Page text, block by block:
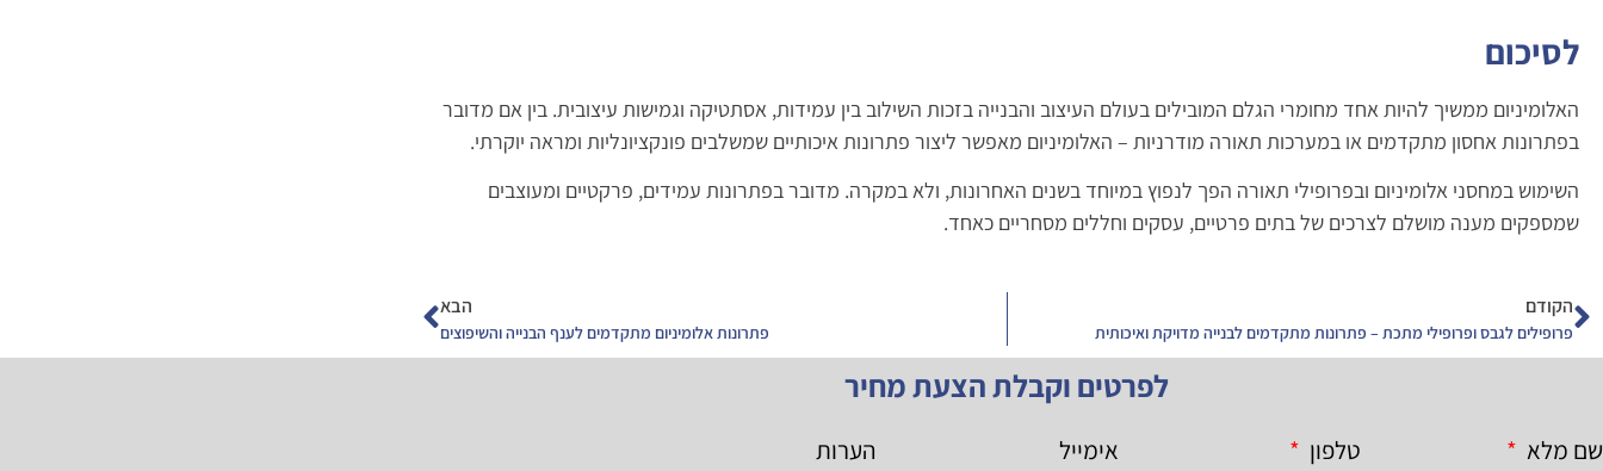
לסיכום
האלומיניום ממשיך להיות אחד מחומרי הגלם המובילים בעולם העיצוב והבנייה בזכות השילוב בין עמידות, אסתטיקה וגמישות עיצובית. בין אם מדובר
בפתרונות אחסון מתקדמים או במערכות תאורה מודרניות – האלומיניום מאפשר ליצור פתרונות איכותיים שמשלבים פונקציונליות ומראה יוקרתי.
השימוש במחסני אלומיניום ובפרופילי תאורה הפך לנפוץ במיוחד בשנים האחרונות, ולא במקרה. מדובר בפתרונות עמידים, פרקטיים ומעוצבים
שמספקים מענה מושלם לצרכים של בתים פרטיים, עסקים וחללים מסחריים כאחד.
הקודם
פרופילים לגבס ופרופילי מתכת – פתרונות מתקדמים לבנייה מדויקת ואיכותית
הבא
פתרונות אלומיניום מתקדמים לענף הבנייה והשיפוצים
לפרטים וקבלת הצעת מחיר
שם מלא טלפון אימייל הערות